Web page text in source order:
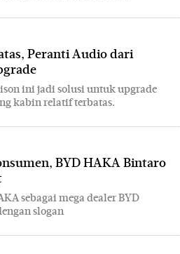
Peranti Audio dari
ini jadi solusi untuk upgrade
kabin relatif terbatas.
BYD HAKA Bintaro
sebagai mega dealer BYD
slogan